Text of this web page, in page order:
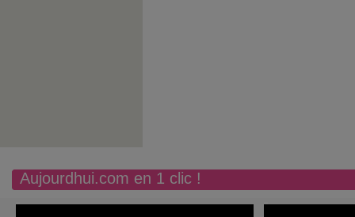
Aujourdhui.com en 1 clic !